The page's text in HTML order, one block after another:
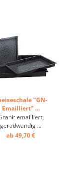
"GN-
Emailliert" ...
emailliert,
geradwandig ...
ab 49,70 €